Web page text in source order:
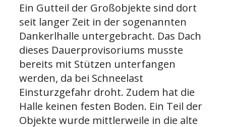
Ein Gutteil der Großobjekte sind dort
seit langer Zeit in der sogenannten
Dankerlhalle untergebracht. Das Dach
dieses Dauerprovisoriums musste
bereits mit Stützen unterfangen
werden, da bei Schneelast
Einsturzgefahr droht. Zudem hat die
Halle keinen festen Boden. Ein Teil der
Objekte wurde mittlerweile in die alte